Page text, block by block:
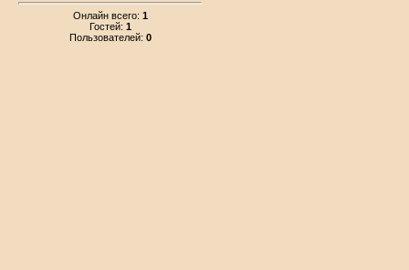
Онлайн всего: 1
Гостей: 1
Пользователей: 0